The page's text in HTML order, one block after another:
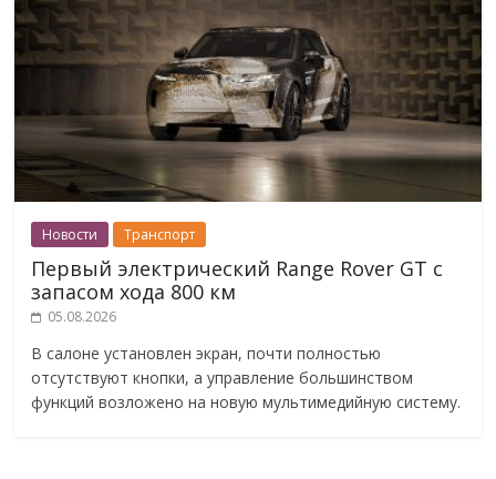
Новости Транспорт
Первый электрический Range Rover GT с
запасом хода 800 км
05.08.2026
В салоне установлен экран, почти полностью
отсутствуют кнопки, а управление большинством
функций возложено на новую мультимедийную систему.